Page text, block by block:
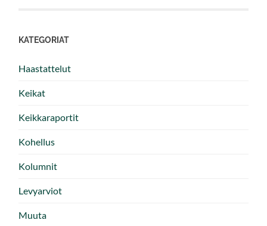
KATEGORIAT
Haastattelut
Keikat
Keikkaraportit
Kohellus
Kolumnit
Levyarviot
Muuta